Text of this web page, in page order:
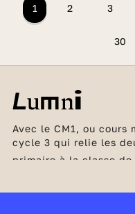
1 2 3
30
Avec le CM1, ou cours
cycle 3 qui relie les
primaire à la classe de
l’acquisition des